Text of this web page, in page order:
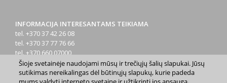
INFORMACIJA INTERESANTAMS TEIKIAMA
tel. +370 37 42 26 08
tel. +370 37 77 76 66
tel. +370 660 07000
el. p.info@kaunas.lt
Šioje svetainėje naudojami mūsų ir trečiųjų šalių slapukai. Jūsų
sutikimas nereikalingas dėl būtinųjų slapukų, kurie padeda